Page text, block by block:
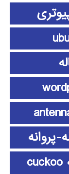
پروانه
الگوریتم جستجوی فاخته cuckoo